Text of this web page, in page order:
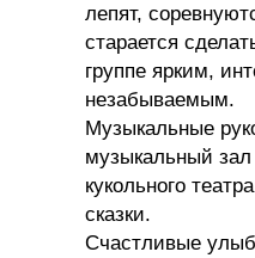
лепят,
старается
группе ярким,
незабываемым.
Музыкальные
музыкальный
кукольного
сказки.
Счастливые